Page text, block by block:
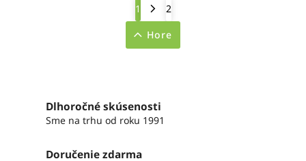
1
2
Hore
Dlhoročné skúsenosti
Sme na trhu od roku 1991
Doručenie zdarma